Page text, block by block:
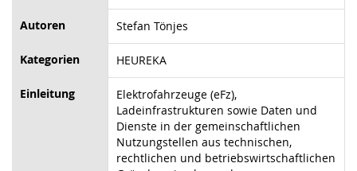
Autoren Stefan Tönjes
Kategorien HEUREKA
Einleitung
Elektrofahrzeuge (eFz),
Ladeinfrastrukturen sowie Daten und
Dienste in der gemeinschaftlichen
Nutzungstellen aus technischen,
rechtlichen und betriebswirtschaftlichen